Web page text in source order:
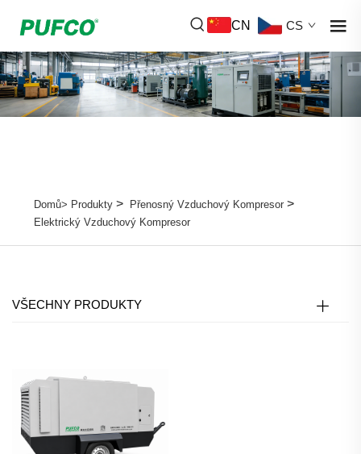
CN CS
Domů> Produkty> Přenosný Vzduchový Kompresor>
Elektrický Vzduchový Kompresor
VŠECHNY PRODUKTY